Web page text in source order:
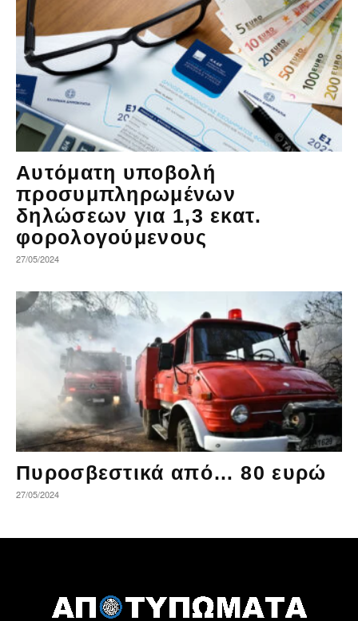
Αυτόματη υποβολή
προσυμπληρωμένων
δηλώσεων για 1,3 εκατ.
φορολογούμενους
27/05/2024
Πυροσβεστικά από… 80 ευρώ
27/05/2024